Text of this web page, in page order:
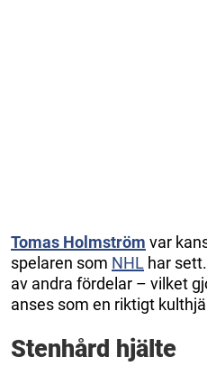
Tomas Holmström var
spelaren som NHL har
av andra fördelar – vilket
anses som en riktigt
Stenhård hjälte